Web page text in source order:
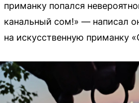
приманку попался
канальный сом!» — написал
на искусственную приманку